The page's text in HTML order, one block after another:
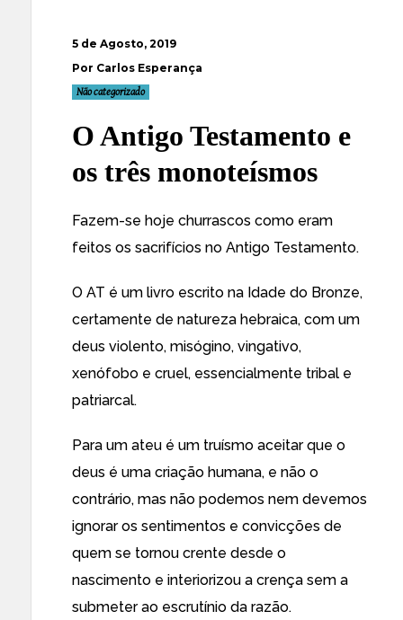
5 de Agosto, 2019
Por Carlos Esperança
Não categorizado
O Antigo Testamento e
os três monoteísmos
Fazem-se hoje churrascos como eram
feitos os sacrifícios no Antigo Testamento.
O AT é um livro escrito na Idade do Bronze,
certamente de natureza hebraica, com um
deus violento, misógino, vingativo,
xenófobo e cruel, essencialmente tribal e
patriarcal.
Para um ateu é um truísmo aceitar que o
deus é uma criação humana, e não o
contrário, mas não podemos nem devemos
ignorar os sentimentos e convicções de
quem se tornou crente desde o
nascimento e interiorizou a crença sem a
submeter ao escrutínio da razão.